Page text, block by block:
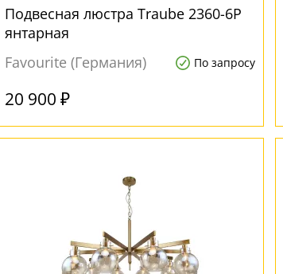
Подвесная люстра Traube 2360-6P
янтарная
Favourite (Германия)
По запросу
20 900 ₽